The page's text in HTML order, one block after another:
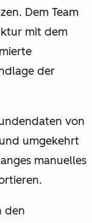
Dem Team
mit dem
der
von
umgekehrt
manuelles
den